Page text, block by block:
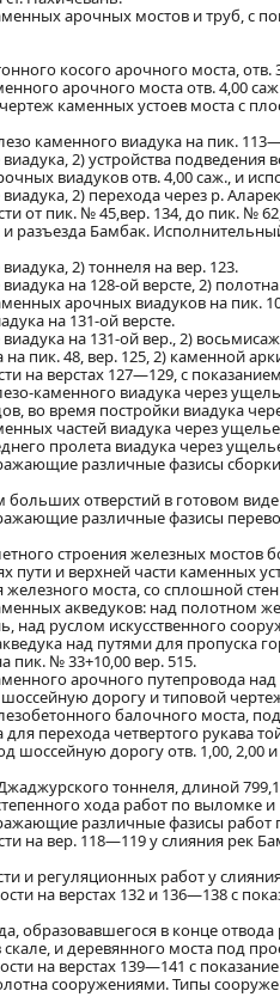
арочных мостов и труб, с
косого арочного моста, отв.
арочного моста отв. 4,00
каменных устоев моста с
каменного виадука на пик.
2) устройства
виадуков отв. 4,00 саж., и
2) перехода через р.
от пик. № 45,вер. 134, до пик. №
разъезда Бамбак.
2) тоннеля на вер. 123.
на 128-ой версте, 2)
арочных виадуков на пик.
на 131-ой версте.
на 131-ой вер., 2)
пик. 48, вер. 125, 2) каменной
на верстах 127—129, с
каменного виадука через
во время постройки виадука
частей виадука через
пролета виадука через
различные фазисы
отверстий в готовом виде
различные фазисы
строения железных мостов
пути и верхней части каменных
моста, со сплошной
акведуков: над полотном
над руслом искусственного
над путями для пропуска
пик. № 33+10,00 вер. 515.
арочного путепровода
шоссейную дорогу и типовой
балочного моста,
перехода четвертого рукава
шоссейную дорогу отв. 1,00, 2,00
тоннеля, длиной
хода работ по выломке
различные фазисы работ
на вер. 118—119 у слияния
и регуляционных работ у
на верстах 132 и 136—138 с
образовавшегося в конце
и деревянного моста под
на верстах 139—141 с
сооружениями. Типы